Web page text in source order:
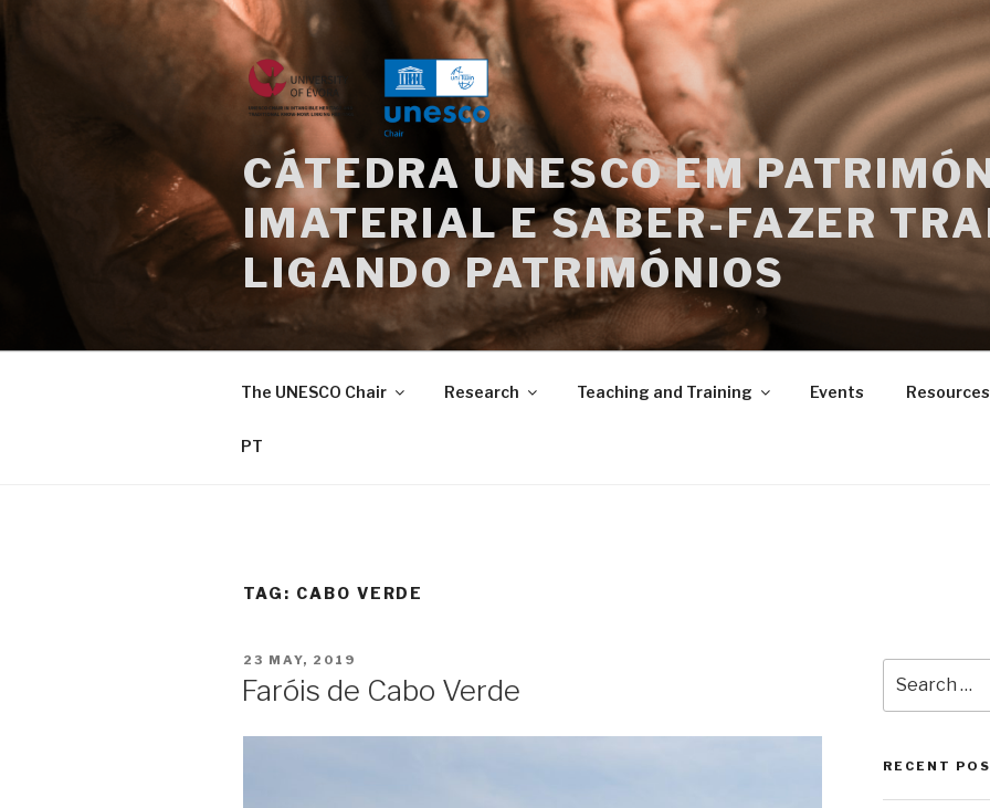
CÁTEDRA UNESCO EM
IMATERIAL E SABER-FAZER
LIGANDO PATRIMÓNIOS
The UNESCO Chair Research Teaching and Training Events Resources
PT
TAG: CABO VERDE
POSTED
23 MAY, 2019
Faróis de Cabo Verde
for:
RECENT